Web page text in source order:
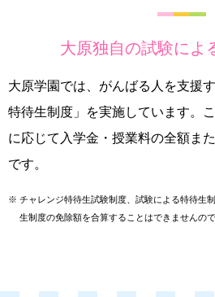
大原独自の試験によ
大原学園では、がんばる人を支援
特待生制度」を実施しています。
に応じて入学金・授業料の全額ま
です。
※ チャレンジ特待生試験制度、試験による特待生
生制度の免除額を合算することはできませんの